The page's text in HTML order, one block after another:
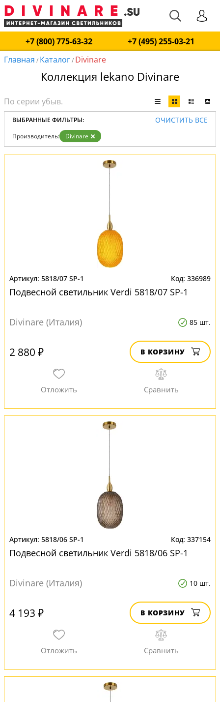
+7 (800) 775-63-32
+7 (495) 255-03-21
Главная / Каталог/ Divinare
Коллекция lekano Divinare
ВЫБРАННЫЕ ФИЛЬТРЫ: ОЧИСТИТЬ ВСЕ
Производитель: Divinare
5818/07 SP-1 336989
Подвесной светильник Verdi 5818/07 SP-1
Divinare (Италия) 85 шт.
2 880 ₽ В КОРЗИНУ
5818/06 SP-1 337154
Подвесной светильник Verdi 5818/06 SP-1
Divinare (Италия) 10 шт.
4 193 ₽ В КОРЗИНУ